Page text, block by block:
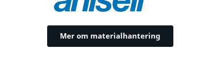
Mer om materialhantering